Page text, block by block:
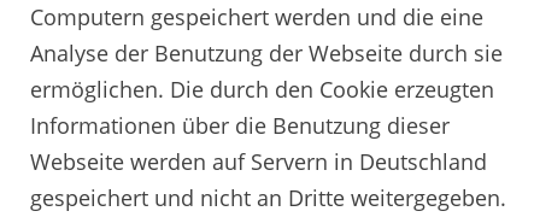
Computern gespeichert werden und die eine
Analyse der Benutzung der Webseite durch sie
ermöglichen. Die durch den Cookie erzeugten
Informationen über die Benutzung dieser
Webseite werden auf Servern in Deutschland
gespeichert und nicht an Dritte weitergegeben.